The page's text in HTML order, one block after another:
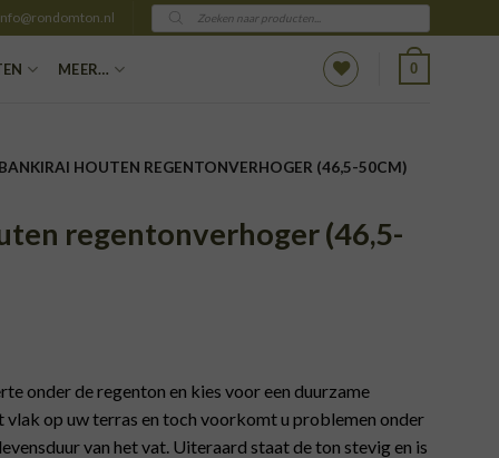
Producten
zoeken
MEER… 0
HOUTEN REGENTONVERHOGER (46,5-50CM)
regentonverhoger (46,5-
onder de regenton en kies voor een duurzame
vlak op uw terras en toch voorkomt u problemen onder
van het vat. Uiteraard staat de ton stevig en is